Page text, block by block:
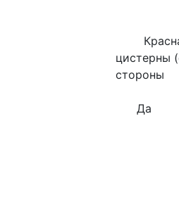
цистерны
стороны
      Да